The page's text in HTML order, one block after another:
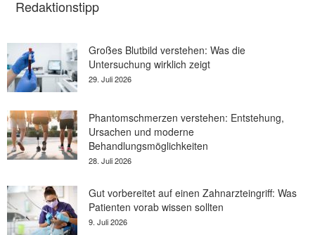
Redaktionstipp
Großes Blutbild verstehen: Was die
Untersuchung wirklich zeigt
29. Juli 2026
Phantomschmerzen verstehen: Entstehung,
Ursachen und moderne
Behandlungsmöglichkeiten
28. Juli 2026
Gut vorbereitet auf einen Zahnarzteingriff: Was
Patienten vorab wissen sollten
9. Juli 2026